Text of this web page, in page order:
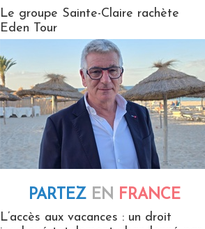
Le groupe Sainte-Claire rachète
Eden Tour
PARTEZ EN FRANCE
L’accès aux vacances : un droit